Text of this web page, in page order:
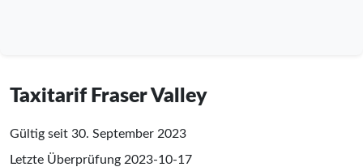
Taxitarif Fraser Valley
Gültig seit 30. September 2023
Letzte Überprüfung 2023-10-17